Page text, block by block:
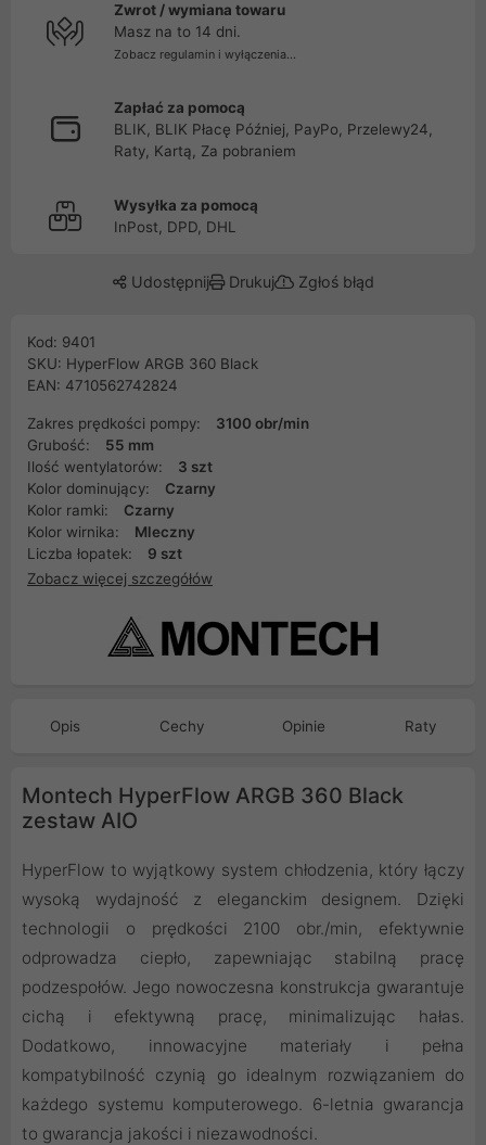
Zwrot / wymiana towaru
Masz na to 14 dni.
Zobacz regulamin i wyłączenia...
Zapłać za pomocą
BLIK, BLIK Płacę Później, PayPo, Przelewy24,
Raty, Kartą, Za pobraniem
Wysyłka za pomocą
InPost, DPD, DHL
Udostępnij Drukuj Zgłoś błąd
Kod: 9401
SKU: HyperFlow ARGB 360 Black
EAN: 4710562742824
Zakres prędkości pompy:
3100 obr/min
Grubość:
55 mm
Ilość wentylatorów:
3 szt
Kolor dominujący:
Czarny
Kolor ramki:
Czarny
Kolor wirnika:
Mleczny
Liczba łopatek:
9 szt
Zobacz więcej szczegółów
Opis Cechy Opinie Raty
Montech HyperFlow ARGB 360 Black
zestaw AIO
HyperFlow to wyjątkowy system chłodzenia, który łączy
wysoką wydajność z eleganckim designem. Dzięki
technologii o prędkości 2100 obr./min, efektywnie
odprowadza ciepło, zapewniając stabilną pracę
podzespołów. Jego nowoczesna konstrukcja gwarantuje
cichą i efektywną pracę, minimalizując hałas.
Dodatkowo, innowacyjne materiały i pełna
kompatybilność czynią go idealnym rozwiązaniem do
każdego systemu komputerowego. 6-letnia gwarancja
to gwarancja jakości i niezawodności.